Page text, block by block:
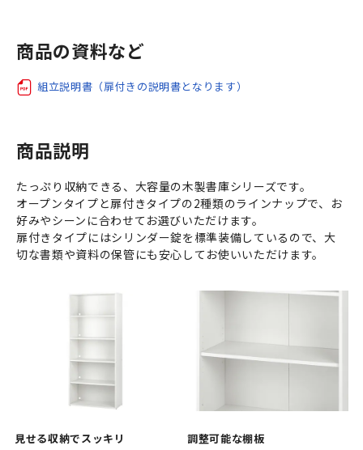
商品の資料など
組立説明書（扉付きの説明書となります）
商品説明
たっぷり収納できる、大容量の木製書庫シリーズです。
オープンタイプと扉付きタイプの2種類のラインナップで、お
好みやシーンに合わせてお選びいただけます。
扉付きタイプにはシリンダー錠を標準装備しているので、大
切な書類や資料の保管にも安心してお使いいただけます。
見せる収納でスッキリ
調整可能な棚板